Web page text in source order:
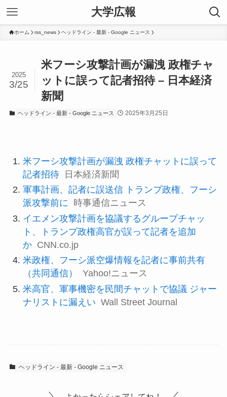
大学広報
ホーム rss_news ヘッドライン - 最新 - Google ニュース
米フーシ攻撃計画が漏洩 政権チャ
ットに誤って記者招待 – 日本経済
新聞
2025
3/25
ヘッドライン - 最新 - Google ニュース 2025年3月25日
米フーシ攻撃計画が漏洩 政権チャットに誤って
記者招待
日本経済新聞
軍事計画、記者に誤送信 トランプ政権、フーシ
派攻撃前に 時事通信ニュース
イエメン攻撃計画を協議するグループチャッ
ト、トランプ政権高官が誤って記者を追加
か CNN.co.jp
米政権、フーシ派空爆情報を記者に事前共有
（共同通信）
Yahoo!ニュース
米高官、軍事機密を民間チャットで協議 ジャー
ナリストに漏えい Wall Street Journal
ヘッドライン - 最新 - Google ニュース